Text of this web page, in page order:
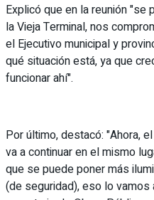
Explicó que en la reunión
la Vieja Terminal, nos
el Ejecutivo municipal y
qué situación está, ya que
funcionar ahí".
Por último, destacó: "Ahora,
va a continuar en el mismo
que se puede poner más
(de seguridad), eso lo